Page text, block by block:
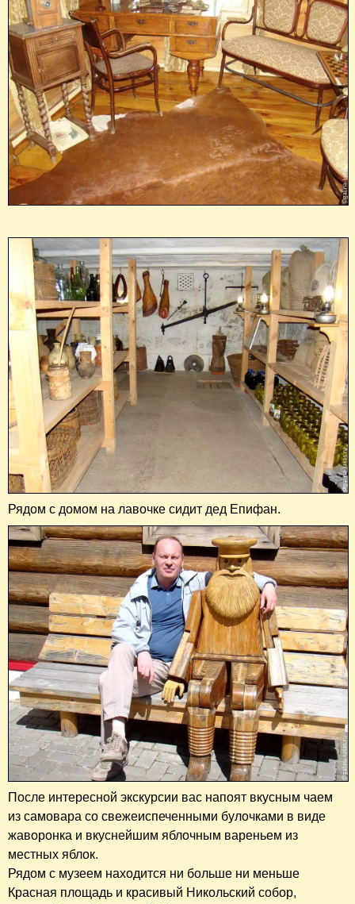
Рядом с домом на лавочке сидит дед Епифан.
После интересной экскурсии вас напоят вкусным чаем
из самовара со свежеиспеченными булочками в виде
жаворонка и вкуснейшим яблочным вареньем из
местных яблок.
Рядом с музеем находится ни больше ни меньше
Красная площадь и красивый Никольский собор,